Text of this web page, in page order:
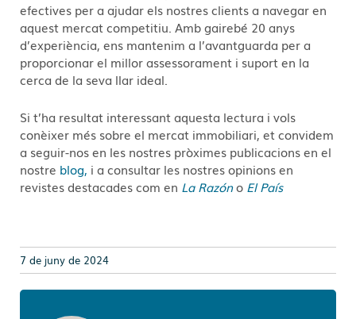
efectives per a ajudar els nostres clients a navegar en
aquest mercat competitiu. Amb gairebé 20 anys
d’experiència, ens mantenim a l’avantguarda per a
proporcionar el millor assessorament i suport en la
cerca de la seva llar ideal.
Si t’ha resultat interessant aquesta lectura i vols
conèixer més sobre el mercat immobiliari, et convidem
a seguir-nos en les nostres pròximes publicacions en el
nostre blog, i a consultar les nostres opinions en
revistes destacades com en La Razóno El País
7 de juny de 2024